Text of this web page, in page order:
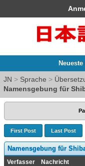
JN > Sprache >
Namensgebung für
First Post Last Post
Namensgebung für
Verfasser Nachricht